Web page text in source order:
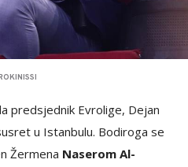
predsjednik Evrolige, Dejan
u Istanbulu. Bodiroga se
Žermena Naserom Al-